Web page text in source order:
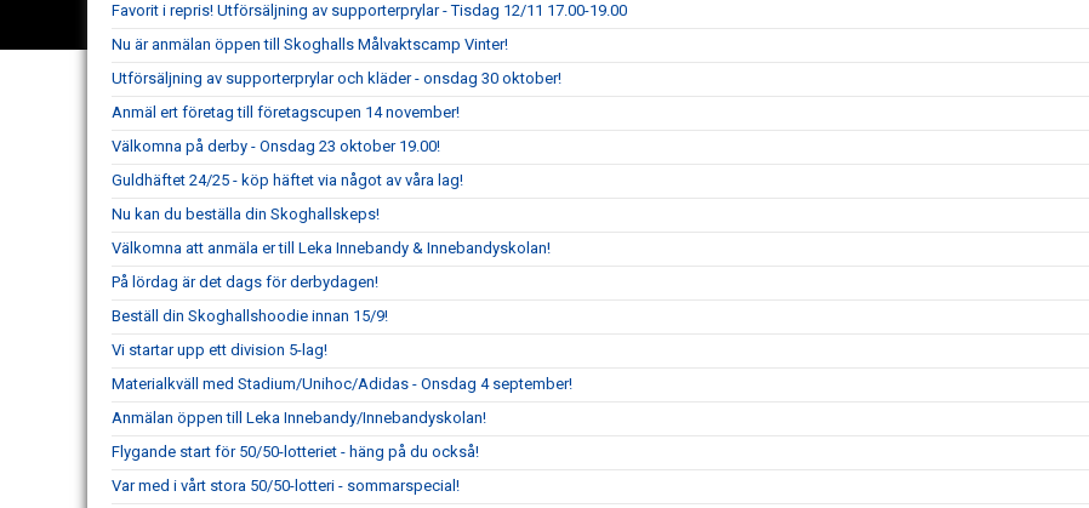
Favorit i repris! Utförsäljning av supporterprylar - Tisdag 12/11 17.00-19.00
Nu är anmälan öppen till Skoghalls Målvaktscamp Vinter!
Utförsäljning av supporterprylar och kläder - onsdag 30 oktober!
Anmäl ert företag till företagscupen 14 november!
Välkomna på derby - Onsdag 23 oktober 19.00!
Guldhäftet 24/25 - köp häftet via något av våra lag!
Nu kan du beställa din Skoghallskeps!
Välkomna att anmäla er till Leka Innebandy & Innebandyskolan!
På lördag är det dags för derbydagen!
Beställ din Skoghallshoodie innan 15/9!
Vi startar upp ett division 5-lag!
Materialkväll med Stadium/Unihoc/Adidas - Onsdag 4 september!
Anmälan öppen till Leka Innebandy/Innebandyskolan!
Flygande start för 50/50-lotteriet - häng på du också!
Var med i vårt stora 50/50-lotteri - sommarspecial!